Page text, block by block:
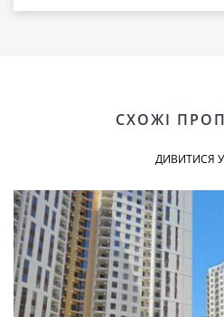
СХОЖІ
ДИВИТИСЯ